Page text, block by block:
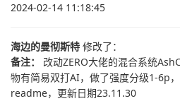
2024-02-14 11:18:45
海边的曼彻斯特 修改了：
备注： 改动ZERO大佬的混合系统
物有简易双打AI，做了强度分级1-6p
readme，更新日期23.11.30